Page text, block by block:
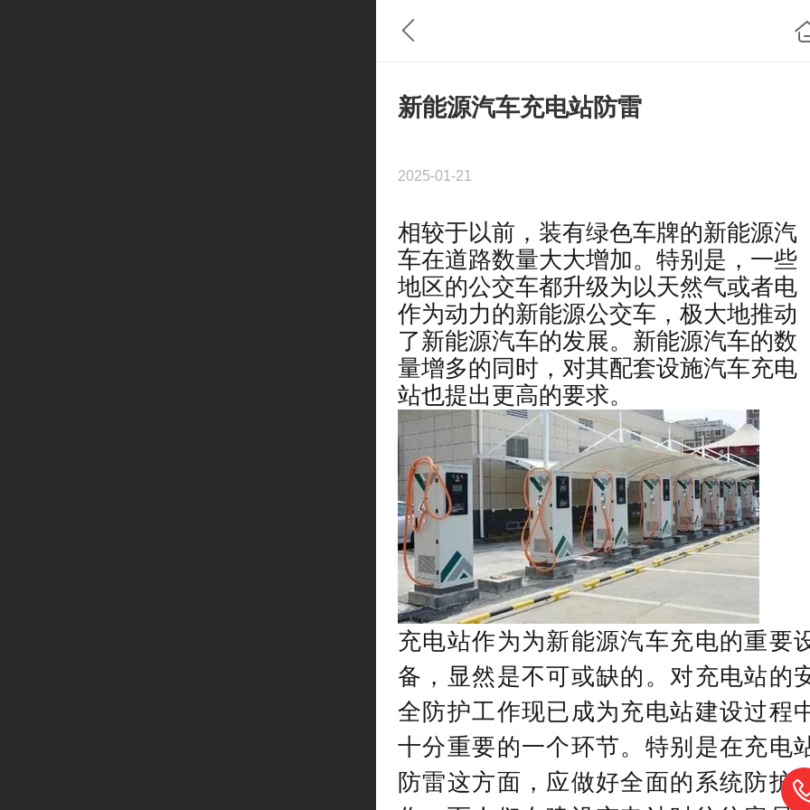
新能源汽车充电站防雷
2025-01-21
相较于以前，装有绿色车牌的新能源汽
车在道路数量大大增加。特别是，一些
地区的公交车都升级为以天然气或者电
作为动力的新能源公交车，极大地推动
了新能源汽车的发展。新能源汽车的数
量增多的同时，对其配套设施汽车充电
站也提出更高的要求。
充电站作为为新能源汽车充电的重要
备，显然是不可或缺的。对充电站的
全防护工作现已成为充电站建设过程
十分重要的一个环节。特别是在充电
防雷这方面，应做好全面的系统防护工